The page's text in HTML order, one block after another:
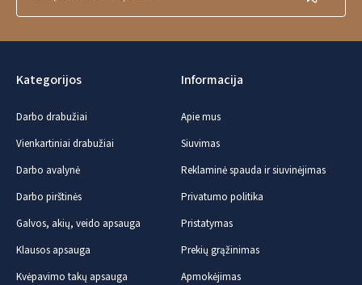
Kategorijos
Darbo drabužiai
Vienkartiniai drabužiai
Darbo avalynė
Darbo pirštinės
Galvos, akių, veido apsauga
Klausos apsauga
Kvėpavimo takų apsauga
Informacija
Apie mus
Siuvimas
Reklaminė spauda ir siuvinėjimas
Privatumo politika
Pristatymas
Prekių grąžinimas
Apmokėjimas